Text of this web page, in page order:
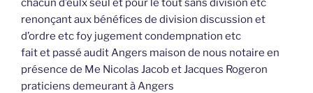
renonçant aux bénéfices de division discussion et
d’ordre etc foy jugement condempnation etc
fait et passé audit Angers maison de nous notaire en
présence de Me Nicolas Jacob et Jacques Rogeron
praticiens demeurant à Angers